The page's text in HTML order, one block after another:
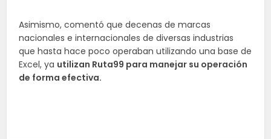
Asimismo, comentó que decenas de marcas
nacionales e internacionales de diversas industrias
que hasta hace poco operaban utilizando una base de
Excel, ya utilizan Ruta99 para manejar su operación
de forma efectiva.